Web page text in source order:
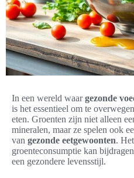
In een wereld waargezonde
is het essentieel om te
eten. Groenten zijn niet alleen
mineralen, maar ze spelen ook
van gezonde eetgewoonten.
groenteconsumptie kan
een gezondere levensstijl.